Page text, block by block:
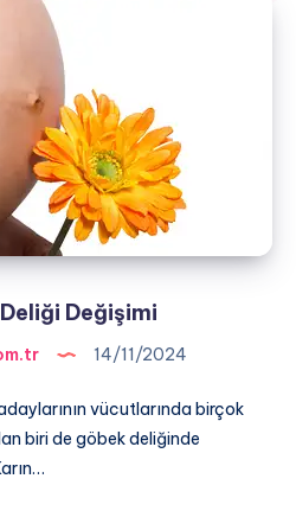
Değişimi
14/11/2024
vücutlarında birçok
biri de göbek deliğinde